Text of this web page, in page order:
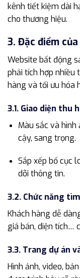
kênh tiết kiệm dài
cho thương hiệu.
3. Đặc điểm
Website bất động
phải tích hợp nhiều
hàng và tối ưu hóa
3.1. Giao diện thu
Màu sắc và
cậy, sang trọng.
Sắp xếp bố cục
dõi thông tin.
3.2. Chức năng
Khách hàng dễ
giá bán, diện tích…
3.3. Trang dự án
Hình ảnh, video,